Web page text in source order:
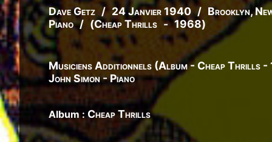
Dave Getz / 24 Janvier 1940 / Brooklyn,
Piano / (Cheap Thrills - 1968)
Musiciens Additionnels (Album - Cheap Thrills
John Simon - Piano
Album : Cheap Thrills